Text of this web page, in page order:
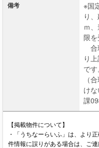
備考
※国
り
ｍ
限を
合
り
です
（
け
課
【掲載物件について】
・「うちなーらいふ」は、より
件情報に誤りがある場合は、ご連